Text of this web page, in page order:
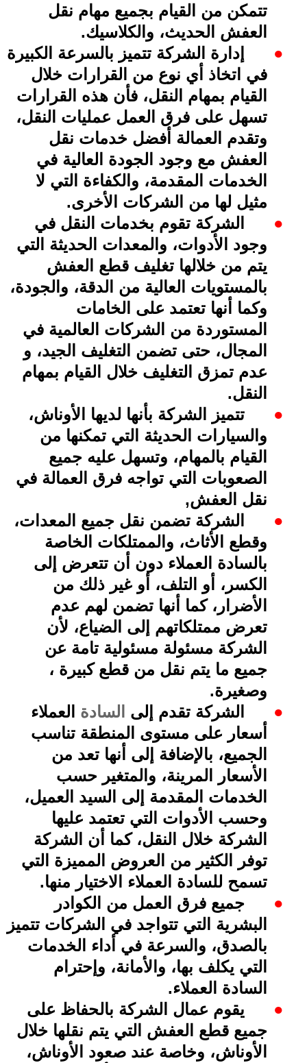
تتمكن من القيام بجميع مهام نقل
العفش الحديث، والكلاسيك.
●
إدارة الشركة تتميز بالسرعة الكبيرة
في اتخاذ أي نوع من القرارات خلال
القيام بمهام النقل، فأن هذه القرارات
تسهل على فرق العمل عمليات النقل،
وتقدم العمالة أفضل خدمات نقل
العفش مع وجود الجودة العالية في
الخدمات المقدمة، والكفاءة التي لا
مثيل لها من الشركات الأخرى.
●
الشركة تقوم بخدمات النقل في
وجود الأدوات، والمعدات الحديثة التي
يتم من خلالها تغليف قطع العفش
بالمستويات العالية من الدقة، والجودة،
وكما أنها تعتمد على الخامات
المستوردة من الشركات العالمية في
المجال، حتى تضمن التغليف الجيد، و
عدم تمزق التغليف خلال القيام بمهام
النقل.
●
تتميز الشركة بأنها لديها الأوناش،
والسيارات الحديثة التي تمكنها من
القيام بالمهام، وتسهل عليه جميع
الصعوبات التي تواجه فرق العمالة في
نقل العفش,
●
الشركة تضمن نقل جميع المعدات،
وقطع الأثاث، والممتلكات الخاصة
بالسادة العملاء دون أن تتعرض إلى
الكسر، أو التلف، أو غير ذلك من
الأضرار، كما أنها تضمن لهم عدم
تعرض ممتلكاتهم إلى الضياع، لأن
الشركة مسئولة مسئولية تامة عن
جميع ما يتم نقل من قطع كبيرة ،
وصغيرة.
●
الشركة تقدم إلى السادة العملاء
أسعار على مستوى المنطقة تناسب
الجميع، بالإضافة إلى أنها تعد من
الأسعار المرينة، والمتغير حسب
الخدمات المقدمة إلى السيد العميل،
وحسب الأدوات التي تعتمد عليها
الشركة خلال النقل، كما أن الشركة
توفر الكثير من العروض المميزة التي
تسمح للسادة العملاء الاختيار منها.
●
جميع فرق العمل من الكوادر
البشرية التي تتواجد في الشركات تتميز
بالصدق، والسرعة في أداء الخدمات
التي يكلف بها، والأمانة، وإحترام
السادة العملاء.
●
يقوم عمال الشركة بالحفاظ على
جميع قطع العفش التي يتم نقلها خلال
الأوناش، وخاصة عند صعود الأوناش،